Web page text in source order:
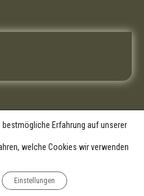
Lite
Erfahrung auf unserer
welche Cookies wir verwenden
Einstellungen